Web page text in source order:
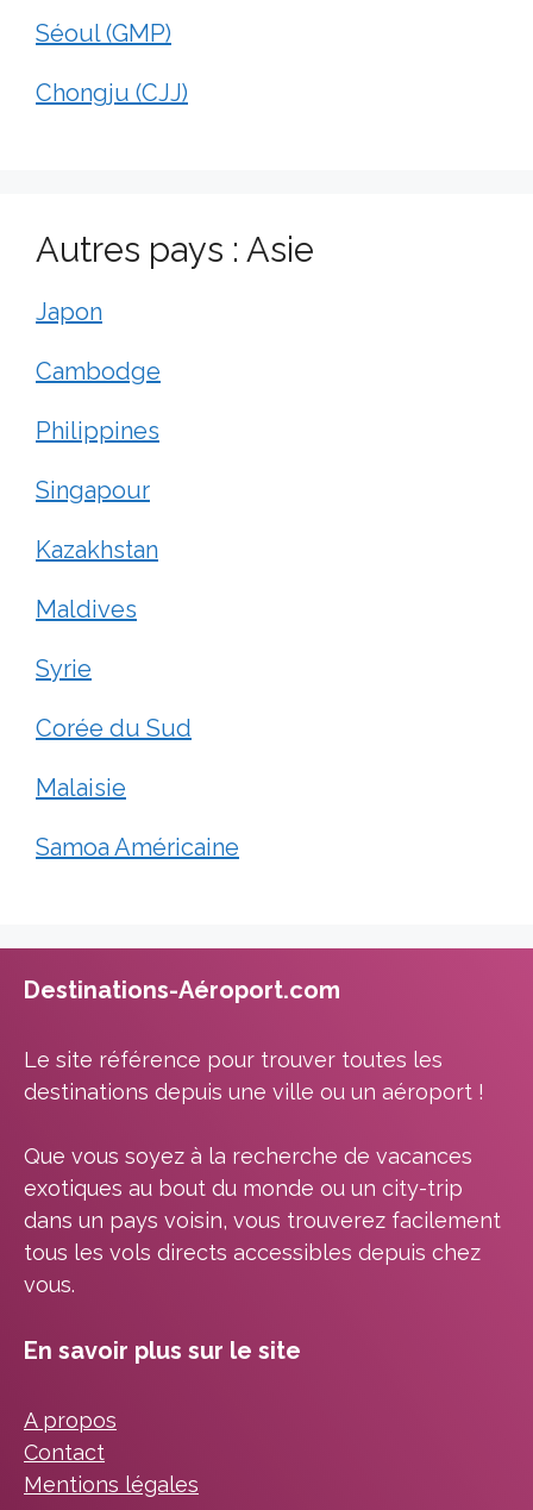
Séoul (GMP)
Chongju (CJJ)
Autres pays : Asie
Japon
Cambodge
Philippines
Singapour
Kazakhstan
Maldives
Syrie
Corée du Sud
Malaisie
Samoa Américaine
Destinations-Aéroport.com
Le site référence pour trouver toutes les
destinations depuis une ville ou un aéroport !
Que vous soyez à la recherche de vacances
exotiques au bout du monde ou un city-trip
dans un pays voisin, vous trouverez facilement
tous les vols directs accessibles depuis chez
vous.
En savoir plus sur le site
A propos
Contact
Mentions légales